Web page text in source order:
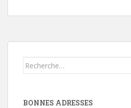
Search
BONNES ADRESSES